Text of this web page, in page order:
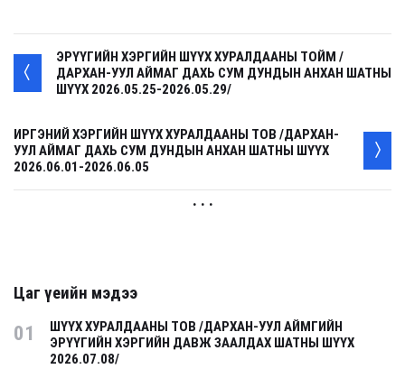
ЭРҮҮГИЙН ХЭРГИЙН ШҮҮХ ХУРАЛДААНЫ ТОЙМ /
ДАРХАН-УУЛ АЙМАГ ДАХЬ СУМ ДУНДЫН АНХАН ШАТНЫ
ШҮҮХ 2026.05.25-2026.05.29/
ИРГЭНИЙ ХЭРГИЙН ШҮҮХ ХУРАЛДААНЫ ТОВ /ДАРХАН-
УУЛ АЙМАГ ДАХЬ СУМ ДУНДЫН АНХАН ШАТНЫ ШҮҮХ
2026.06.01-2026.06.05
. . .
Цаг үеийн мэдээ
01
ШҮҮХ ХУРАЛДААНЫ ТОВ /ДАРХАН-УУЛ АЙМГИЙН
ЭРҮҮГИЙН ХЭРГИЙН ДАВЖ ЗААЛДАХ ШАТНЫ ШҮҮХ
2026.07.08/